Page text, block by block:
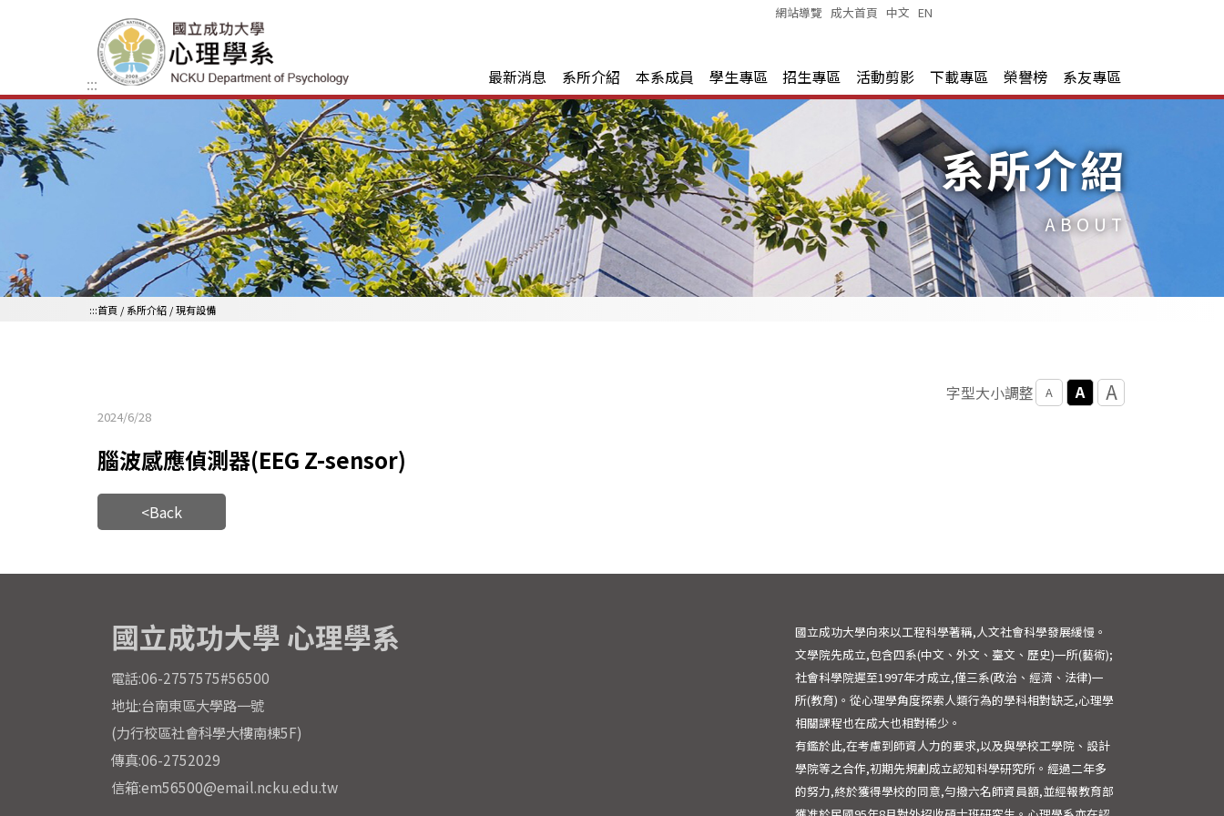
:::
網站導覽 成大首頁 中文 |EN
最新消息 系所介紹 本系成員 學生專區 招生專區 活動剪影 下載專區 榮譽榜 系友專區
系所介紹
ABOUT
:::首頁 / 系所介紹 /現有設備
字型大小調整 A A A
2024/6/28
腦波感應偵測器(EEG Z-sensor)
<Back
國立成功大學 心理學系
電話:06-2757575#56500
地址:台南東區大學路一號
(力行校區社會科學大樓南棟5F)
傳真:06-2752029
信箱:em56500@email.ncku.edu.tw
國立成功大學向來以工程科學著稱,人文社會科學發展緩慢。
文學院先成立,包含四系(中文、外文、臺文、歷史)一所(藝術);
社會科學院遲至1997年才成立,僅三系(政治、經濟、法律)一
所(教育)。從心理學角度探索人類行為的學科相對缺乏,心理學
相關課程也在成大也相對稀少。
有鑑於此,在考慮到師資人力的要求,以及與學校工學院、設計
學院等之合作,初期先規劃成立認知科學研究所。經過二年多
的努力,終於獲得學校的同意,勻撥六名師資員額,並經報教育部